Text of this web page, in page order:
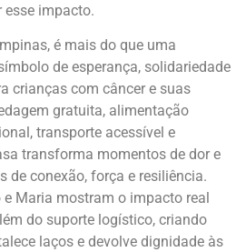
impacto.
é mais do que uma
de esperança, solidariedade
crianças com câncer e suas
gratuita, alimentação
transporte acessível e
transforma momentos de dor e
de conexão, força e resiliência.
Maria mostram o impacto real
do suporte logístico, criando
laços e devolve dignidade às